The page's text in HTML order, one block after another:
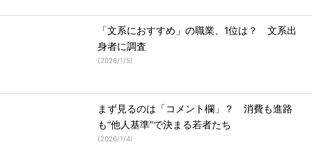
「文系におすすめ」の職業、1位は？ 文系出
身者に調査
(2026/1/5)
まず見るのは「コメント欄」？ 消費も進路
も“他人基準”で決まる若者たち
(2026/1/4)